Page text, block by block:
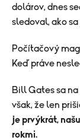
dolárov, dnes
sledoval, ako
Počítačový
Keď práve
Bill Gates sa
však, že len
je prvýkrát,
rokmi.